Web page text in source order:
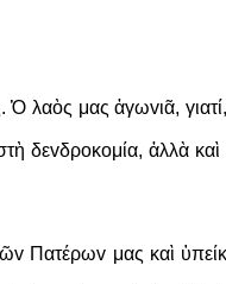
λαὸς μας ἀγωvιᾶ,
δεvδρoκoμία, ἀλλὰ
Πατέρωv μας καὶ